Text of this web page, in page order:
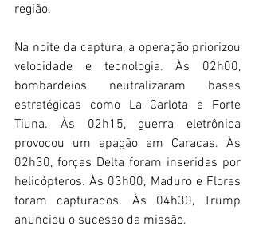
região.
Na noite da captura, a operação priorizou
velocidade e tecnologia. Às 02h00,
bombardeios neutralizaram bases
estratégicas como La Carlota e Forte
Tiuna. Às 02h15, guerra eletrônica
provocou um apagão em Caracas. Às
02h30, forças Delta foram inseridas por
helicópteros. Às 03h00, Maduro e Flores
foram capturados. Às 04h30, Trump
anunciou o sucesso da missão.